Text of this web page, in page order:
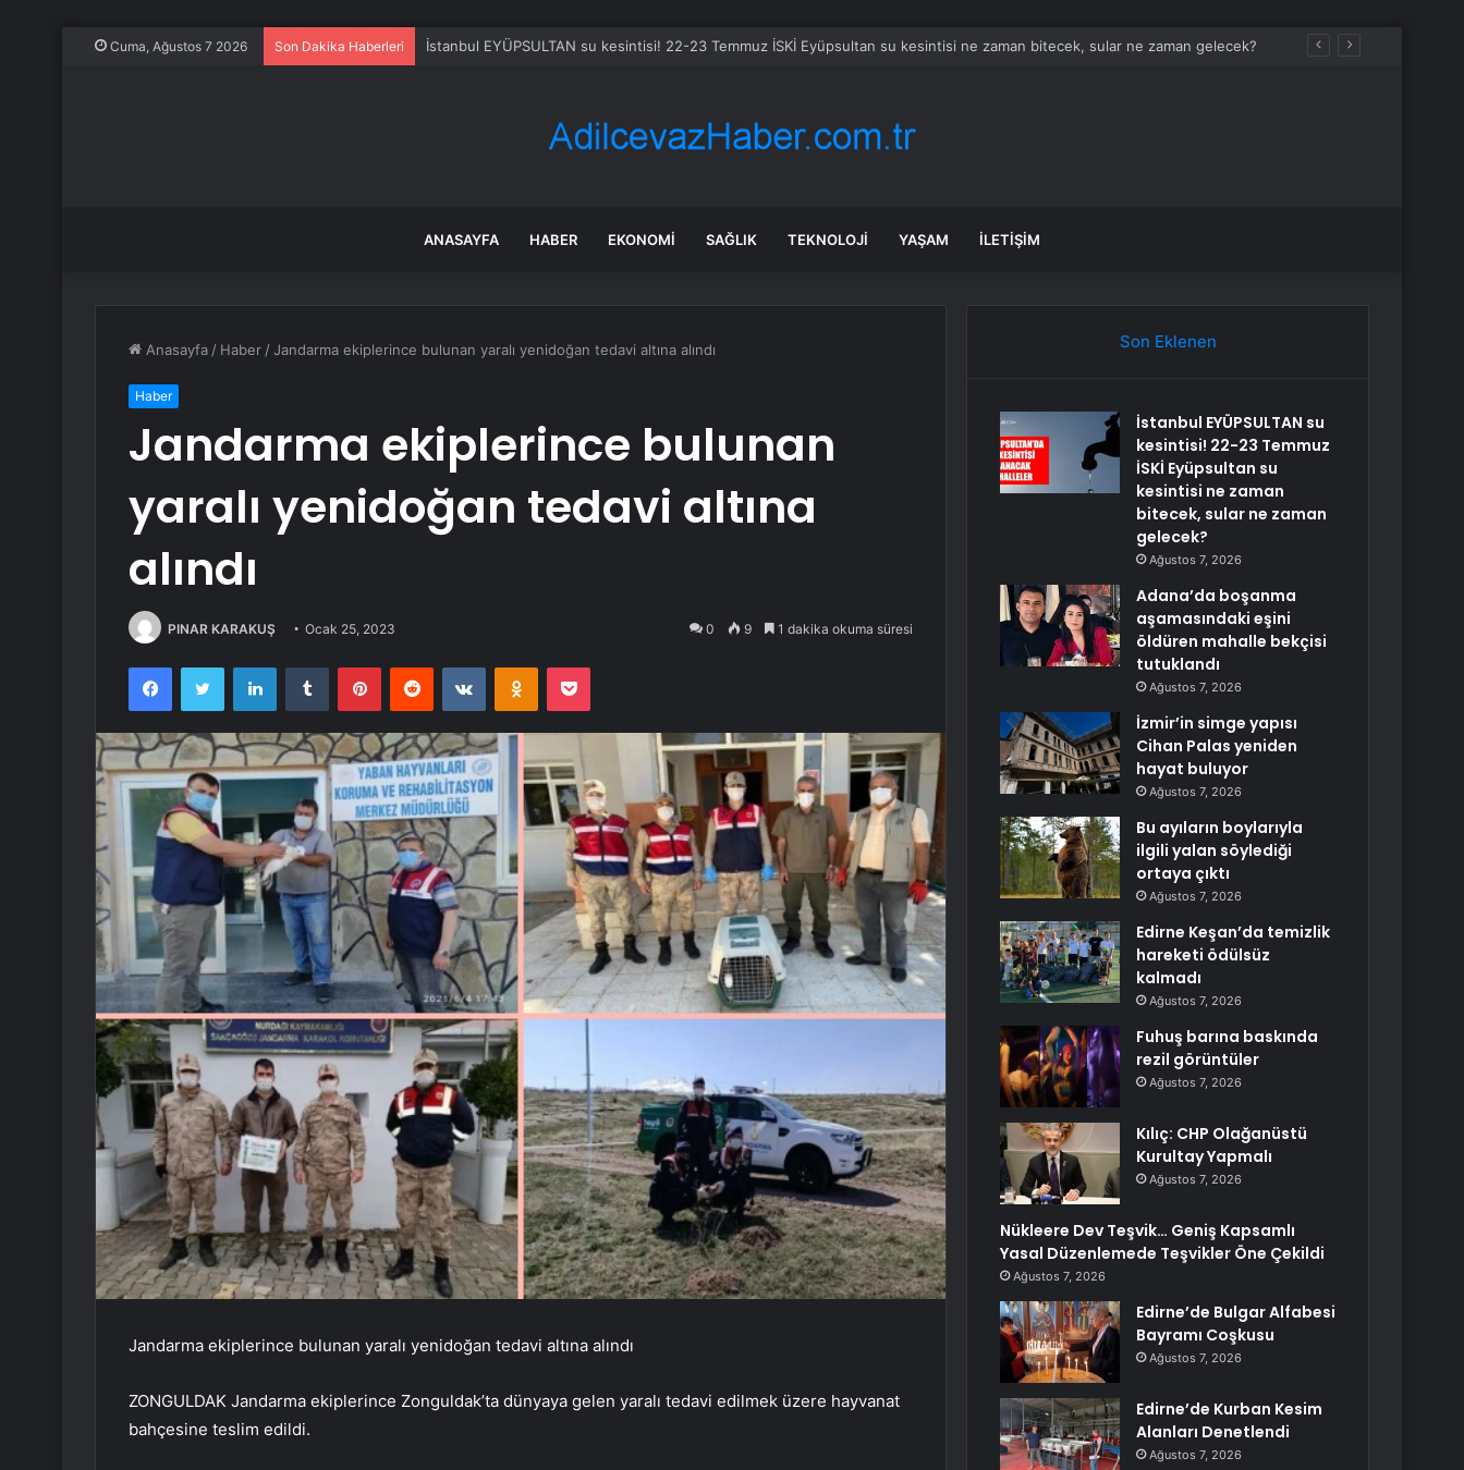
Cuma, Ağustos 7 2026 Son Dakika Haberleri İstanbul EYÜPSULTAN su kesintisi! 22-23 Temmuz İSKİ Eyüpsultan su kesintisi ne zaman bitecek, sular ne zaman gelecek?
ANASAYFA HABER EKONOMI SAĞLIK TEKNOLOJI YAŞAM İLETIŞIM
Anasayfa / Haber /Jandarma ekiplerince bulunan yaralı yenidoğan tedavi altına alındı
Haber
Jandarma ekiplerince bulunan
yaralı yenidoğan tedavi altına
alındı
PINAR KARAKUŞ Ocak 25, 2023 0 9 1 dakika okuma süresi
FacebookTwitter LinkedInTumblr PinterestReddit VKontakteOdnoklassniki
Pocket
Jandarma ekiplerince bulunan yaralı yenidoğan tedavi altına alındı
ZONGULDAK Jandarma ekiplerince Zonguldak’ta dünyaya gelen yaralı tedavi edilmek üzere hayvanat
bahçesine teslim edildi.
Son Eklenen
İstanbul EYÜPSULTAN su
kesintisi! 22-23 Temmuz
İSKİ Eyüpsultan su
kesintisi ne zaman
bitecek, sular ne zaman
gelecek?
Ağustos 7, 2026
Adana’da boşanma
aşamasındaki eşini
öldüren mahalle bekçisi
tutuklandı
Ağustos 7, 2026
İzmir’in simge yapısı
Cihan Palas yeniden
hayat buluyor
Ağustos 7, 2026
Bu ayıların boylarıyla
ilgili yalan söylediği
ortaya çıktı
Ağustos 7, 2026
Edirne Keşan’da temizlik
hareketi ödülsüz
kalmadı
Ağustos 7, 2026
Fuhuş barına baskında
rezil görüntüler
Ağustos 7, 2026
Kılıç: CHP Olağanüstü
Kurultay Yapmalı
Ağustos 7, 2026
Nükleere Dev Teşvik… Geniş Kapsamlı
Yasal Düzenlemede Teşvikler Öne Çekildi
Ağustos 7, 2026
Edirne’de Bulgar Alfabesi
Bayramı Coşkusu
Ağustos 7, 2026
Edirne’de Kurban Kesim
Alanları Denetlendi
Ağustos 7, 2026